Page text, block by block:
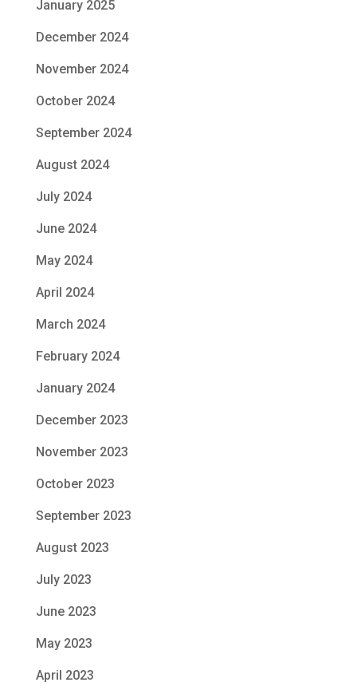
January 2025
December 2024
November 2024
October 2024
September 2024
August 2024
July 2024
June 2024
May 2024
April 2024
March 2024
February 2024
January 2024
December 2023
November 2023
October 2023
September 2023
August 2023
July 2023
June 2023
May 2023
April 2023